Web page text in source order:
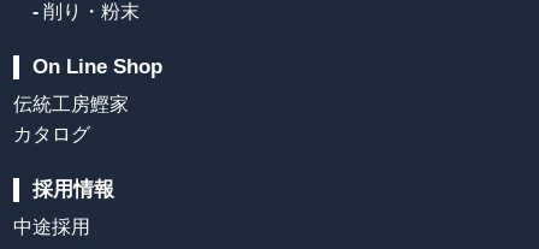
- 削り・粉末
On Line Shop
伝統工房鰹家
カタログ
採用情報
中途採用